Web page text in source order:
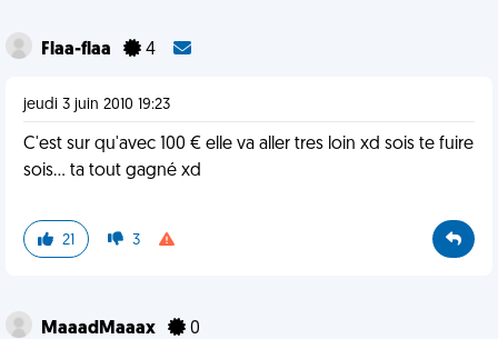
Flaa-flaa 4
jeudi 3 juin 2010 19:23
C'est sur qu'avec 100 € elle va aller tres loin xd sois te fuire
sois... ta tout gagné xd
21 3
MaaadMaaax 0